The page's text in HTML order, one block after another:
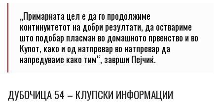
„Примарната цел е да го продолжиме
континуитетот на добри резултати, да оствариме
што подобар пласман во домашното првенство и во
Купот, како и од натпревар во натпревар да
напредуваме како тим“, заврши Пејчиќ.
ДУБОЧИЦА 54 – КЛУПСКИ ИНФОРМАЦИИ